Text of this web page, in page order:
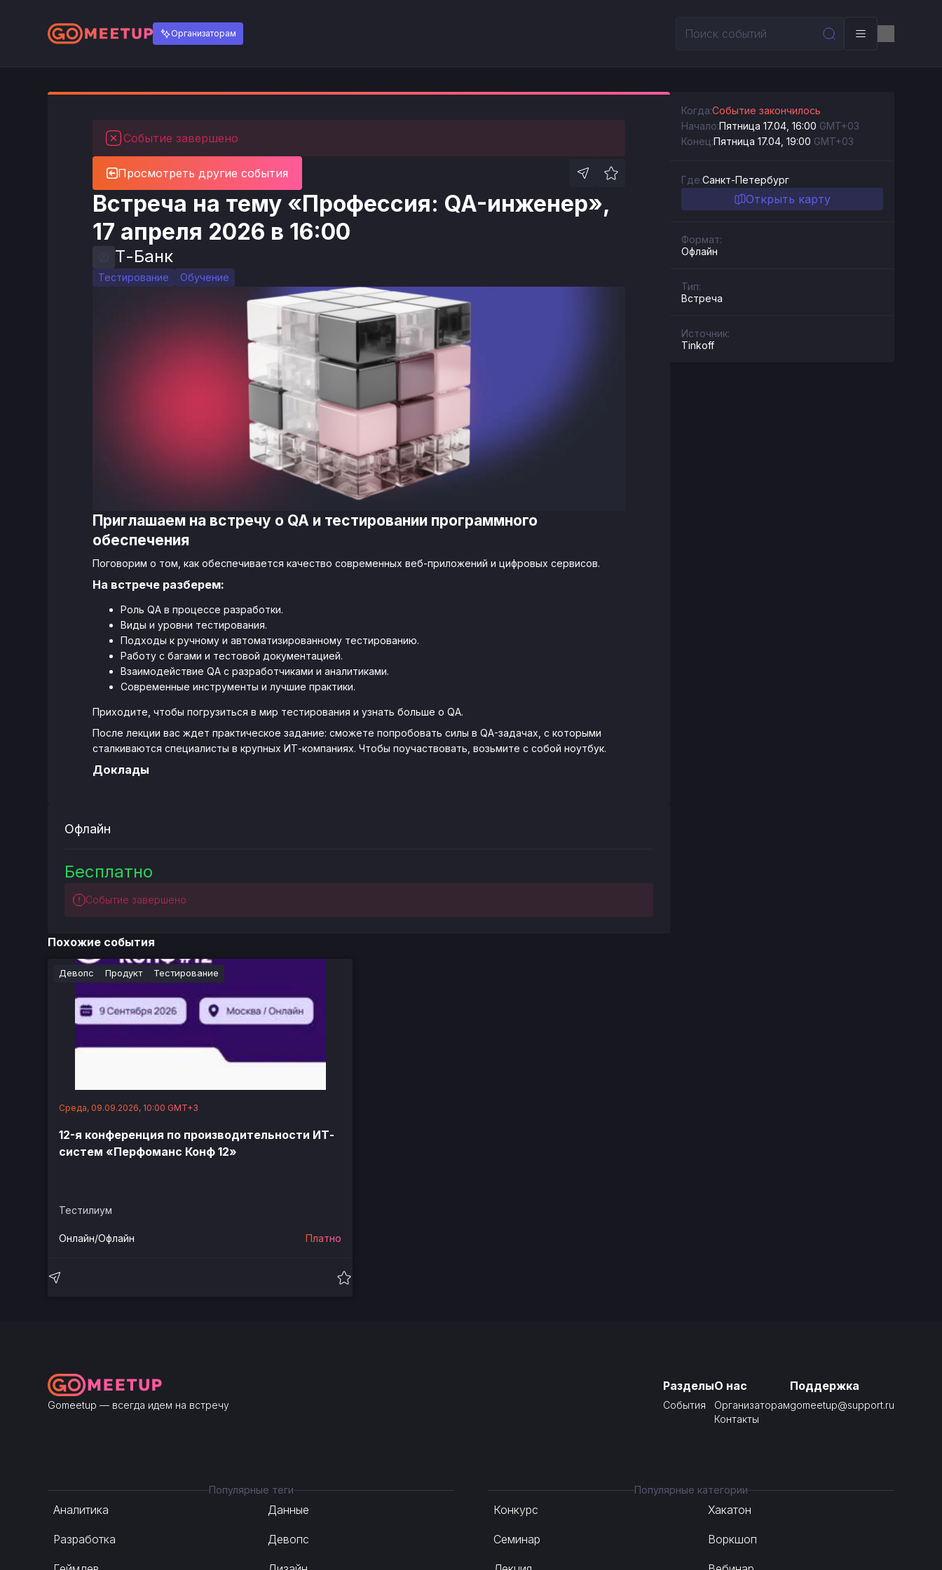
Организаторам
Событие завершено
Просмотреть другие события
Встреча на тему «Профессия: QA-инженер»,
17 апреля 2026 в 16:00
Т-Банк
Тестирование Обучение
Приглашаем на встречу о QA и тестировании программного
обеспечения
Поговорим о том, как обеспечивается качество современных веб-приложений и цифровых сервисов.
На встрече разберем:
Роль QA в процессе разработки.
Виды и уровни тестирования.
Подходы к ручному и автоматизированному тестированию.
Работу с багами и тестовой документацией.
Взаимодействие QA с разработчиками и аналитиками.
Современные инструменты и лучшие практики.
Приходите, чтобы погрузиться в мир тестирования и узнать больше о QA.
После лекции вас ждет практическое задание: сможете попробовать силы в QA-задачах, с которыми
сталкиваются специалисты в крупных ИТ-компаниях. Чтобы поучаствовать, возьмите с собой ноутбук.
Доклады
Офлайн
Бесплатно
Событие завершено
Похожие события
Девопс Продукт Тестирование
Среда, 09.09.2026, 10:00 GMT+3
12-я конференция по производительности ИТ-
систем «Перфоманс Конф 12»
Тестилиум
Онлайн/Офлайн Платно
Когда:Событие закончилось
Начало:Пятница 17.04, 16:00 GMT+03
Конец:Пятница 17.04, 19:00 GMT+03
Где:Санкт-Петербург
Открыть карту
Формат:
Офлайн
Тип:
Встреча
Источник:
Tinkoff
Gomeetup — всегда идем на встречу
Разделы
События
О нас
Организаторам
Контакты
Поддержка
gomeetup@support.ru
Популярные теги
Аналитика Данные
Разработка Девопс
Популярные категории
Конкурс Хакатон
Семинар Воркшоп